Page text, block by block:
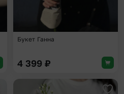
Букет Ганна
4 399 ₽